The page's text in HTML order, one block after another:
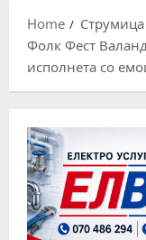
Home
Струмица
Фолк Фест
исполнета со